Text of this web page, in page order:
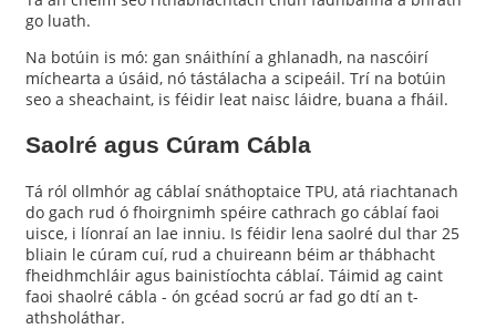
go luath.
Na botúin is mó: gan snáithíní a ghlanadh, na nascóirí
míchearta a úsáid, nó tástálacha a scipeáil. Trí na botúin
seo a sheachaint, is féidir leat naisc láidre, buana a fháil.
Saolré agus Cúram Cábla
Tá ról ollmhór ag cáblaí snáthoptaice TPU, atá riachtanach
do gach rud ó fhoirgnimh spéire cathrach go cáblaí faoi
uisce, i líonraí an lae inniu. Is féidir lena saolré dul thar 25
bliain le cúram cuí, rud a chuireann béim ar thábhacht
fheidhmchláir agus bainistíochta cáblaí. Táimid ag caint
faoi shaolré cábla - ón gcéad socrú ar fad go dtí an t-
athsholáthar.